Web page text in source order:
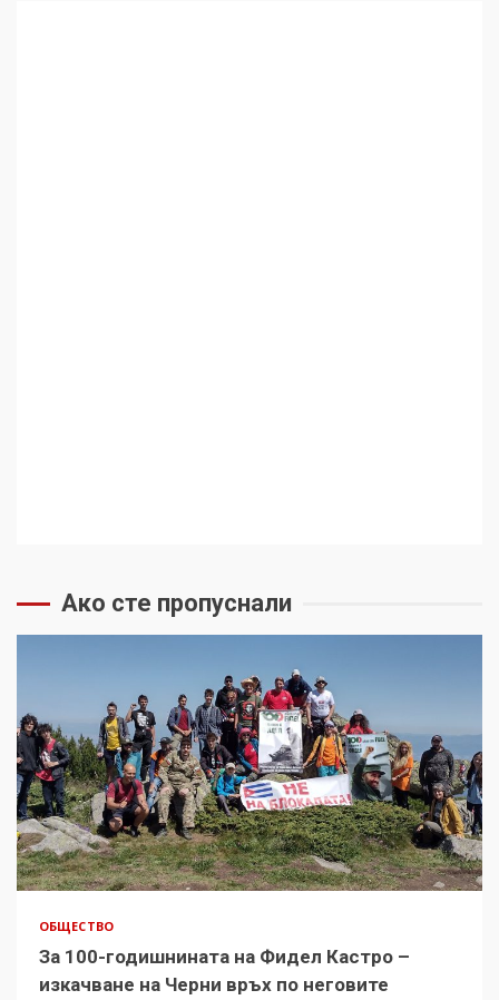
Ако сте пропуснали
ОБЩЕСТВО
За 100-годишнината на Фидел Кастро –
изкачване на Черни връх по неговите